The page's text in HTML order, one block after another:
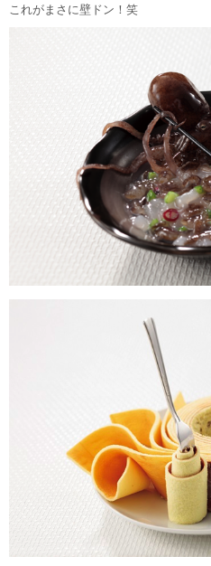
これがまさに壁ドン！笑